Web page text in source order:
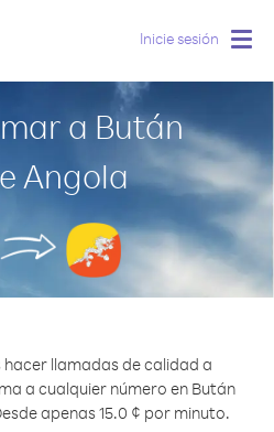
Inicie sesión
a Bután
Angola
hacer llamadas de calidad a
a cualquier número en Bután
apenas 15.0 ¢ por minuto.